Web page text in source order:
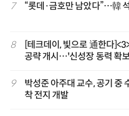
7 “롯데·금호만 남았다”…韓
8
[테크데이, 빛으로 通한다
공략 개시…'신성장 동력 확
9
박성준 아주대 교수, 공기 중
착 전지 개발